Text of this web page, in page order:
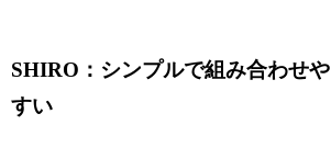
SHIRO：シンプルで組み合わせや
すい